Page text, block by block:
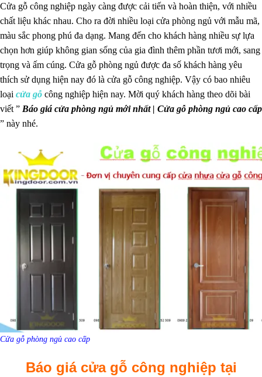
Cửa gỗ công nghiệp ngày càng được cải tiến và hoàn thiện, với nhiều
chất liệu khác nhau. Cho ra đời nhiều loại cửa phòng ngủ với mẫu mã,
màu sắc phong phú đa dạng. Mang đến cho khách hàng nhiều sự lựa
chọn hơn giúp không gian sống của gia đình thêm phần tươi mới, sang
trọng và ấm cúng. Cửa gỗ phòng ngủ được đa số khách hàng yêu
thích sử dụng hiện nay đó là cửa gỗ công nghiệp. Vậy có bao nhiêu
loại cửa gỗ công nghiệp hiện nay. Mời quý khách hàng theo dõi bài
viết ” Báo giá cửa phòng ngủ mới nhất | Cửa gỗ phòng ngủ cao cấp
” này nhé.
Cửa gỗ phòng ngủ cao cấp
Báo giá cửa gỗ công nghiệp tại